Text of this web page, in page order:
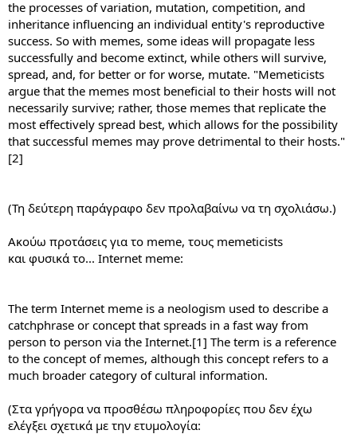
the processes of variation, mutation, competition, and
inheritance influencing an individual entity's reproductive
success. So with memes, some ideas will propagate less
successfully and become extinct, while others will survive,
spread, and, for better or for worse, mutate. "Memeticists
argue that the memes most beneficial to their hosts will not
necessarily survive; rather, those memes that replicate the
most effectively spread best, which allows for the possibility
that successful memes may prove detrimental to their hosts."
[2]
(Τη δεύτερη παράγραφο δεν προλαβαίνω να τη σχολιάσω.)
Ακούω προτάσεις για το meme, τους memeticists
και φυσικά το... Internet meme:
The term Internet meme is a neologism used to describe a
catchphrase or concept that spreads in a fast way from
person to person via the Internet.[1] The term is a reference
to the concept of memes, although this concept refers to a
much broader category of cultural information.
(Στα γρήγορα να προσθέσω πληροφορίες που δεν έχω
ελέγξει σχετικά με την ετυμολογία: